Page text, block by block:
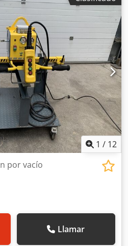
para la sujeción de la
de fijación, con 5 orificios a
200 mm - Longitud total
total aproximada: 200
kg Crjdpfozqzubjx Agkef
1 / 12
por vacío
Llamar